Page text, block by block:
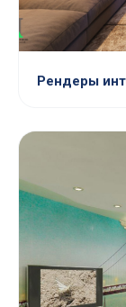
Рендеры